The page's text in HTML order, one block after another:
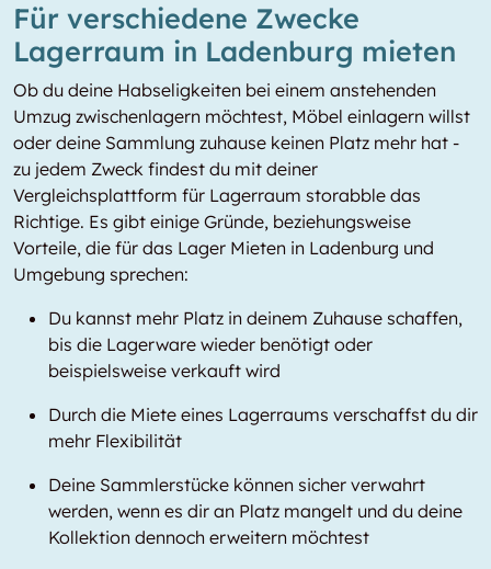
Für verschiedene Zwecke
Lagerraum in Ladenburg mieten
Ob du deine Habseligkeiten bei einem anstehenden
Umzug zwischenlagern möchtest, Möbel einlagern willst
oder deine Sammlung zuhause keinen Platz mehr hat -
zu jedem Zweck findest du mit deiner
Vergleichsplattform für Lagerraum storabble das
Richtige. Es gibt einige Gründe, beziehungsweise
Vorteile, die für das Lager Mieten in Ladenburg und
Umgebung sprechen:
Du kannst mehr Platz in deinem Zuhause schaffen,
bis die Lagerware wieder benötigt oder
beispielsweise verkauft wird
Durch die Miete eines Lagerraums verschaffst du dir
mehr Flexibilität
Deine Sammlerstücke können sicher verwahrt
werden, wenn es dir an Platz mangelt und du deine
Kollektion dennoch erweitern möchtest